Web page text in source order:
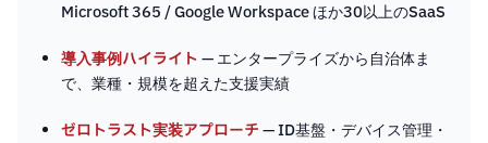
Microsoft 365 / Google Workspace ほか30以上のSaaS
導入事例ハイライト— エンタープライズから自治体ま
で、業種・規模を超えた支援実績
ゼロトラスト実装アプローチ— ID基盤・デバイス管理・